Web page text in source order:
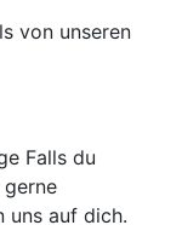
von unseren
Falls du
uns auf dich.